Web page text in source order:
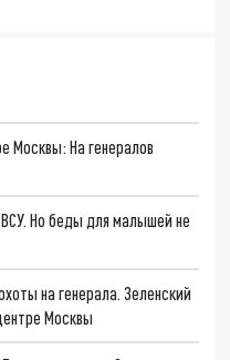
Москвы: На генералов
Но беды для малышей не
на генерала. Зеленский
Москвы